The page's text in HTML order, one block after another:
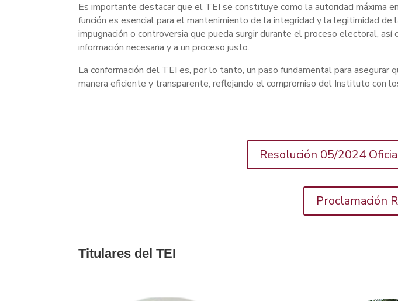
Es importante destacar que el TEI se constituye como la autoridad
función es esencial para el mantenimiento de la integridad y la legitimidad
impugnación o controversia que pueda surgir durante el proceso electoral,
información necesaria y a un proceso justo.
La conformación del TEI es, por lo tanto, un paso fundamental para
manera eficiente y transparente, reflejando el compromiso del Instituto con
Resolución 05/2024
Proclamación
Titulares del TEI